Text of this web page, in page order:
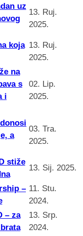
uz
13. Ruj.
2025.
koja 13. Ruj.
2025.
na
s
i
02. Lip.
2025.
a
03. Tra.
2025.
stiže
13. Sij. 2025.
– 11. Stu.
2024.
– za
13. Srp.
2024.